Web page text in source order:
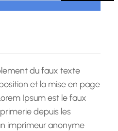
du faux texte
et la mise en page
Ipsum est le faux
depuis les
imprimeur anonyme